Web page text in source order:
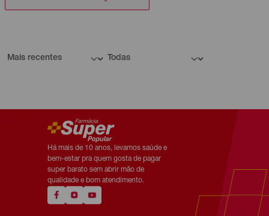
Há mais de 10 anos, levamos saúde e
bem-estar pra quem gosta de pagar
super barato sem abrir mão de
qualidade e bom atendimento.